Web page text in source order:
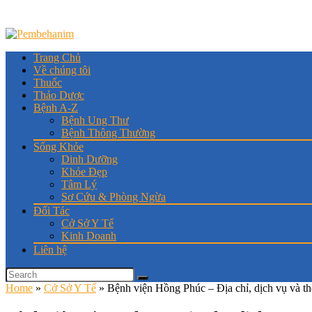
Trang Chủ
Về chúng tôi
Thuốc
Thảo Dược
Bệnh A-Z
Bệnh Ung Thư
Bệnh Thông Thường
Sống Khỏe
Dinh Dưỡng
Khỏe Đẹp
Tâm Lý
Sơ Cứu & Phòng Ngừa
Đối Tác
Cở Sở Y Tế
Kinh Doanh
Liên hệ
Home » Cở Sở Y Tế » Bệnh viện Hồng Phúc – Địa chỉ, dịch vụ và